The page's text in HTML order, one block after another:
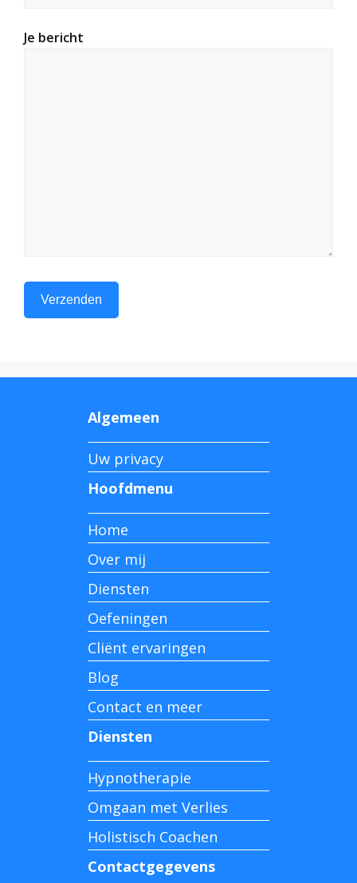
Je bericht
Algemeen
Uw privacy
Hoofdmenu
Home
Over mij
Diensten
Oefeningen
Cliënt ervaringen
Blog
Contact en meer
Diensten
Hypnotherapie
Omgaan met Verlies
Holistisch Coachen
Contactgegevens